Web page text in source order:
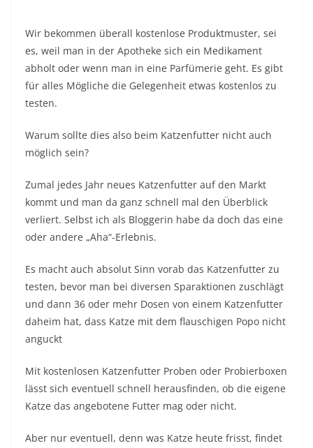
Wir bekommen überall kostenlose Produktmuster, sei
es, weil man in der Apotheke sich ein Medikament
abholt oder wenn man in eine Parfümerie geht. Es gibt
für alles Mögliche die Gelegenheit etwas kostenlos zu
testen.
Warum sollte dies also beim Katzenfutter nicht auch
möglich sein?
Zumal jedes Jahr neues Katzenfutter auf den Markt
kommt und man da ganz schnell mal den Überblick
verliert. Selbst ich als Bloggerin habe da doch das eine
oder andere „Aha“-Erlebnis.
Es macht auch absolut Sinn vorab das Katzenfutter zu
testen, bevor man bei diversen Sparaktionen zuschlägt
und dann 36 oder mehr Dosen von einem Katzenfutter
daheim hat, dass Katze mit dem flauschigen Popo nicht
anguckt
Mit kostenlosen Katzenfutter Proben oder Probierboxen
lässt sich eventuell schnell herausfinden, ob die eigene
Katze das angebotene Futter mag oder nicht.
Aber nur eventuell, denn was Katze heute frisst, findet